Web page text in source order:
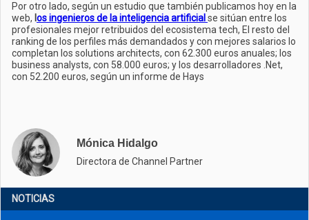
Por otro lado, según un estudio que también publicamos hoy en la
web, os ingenieros de la inteligencia artificial se sitúan entre los
profesionales mejor retribuidos del ecosistema tech, El resto del
ranking de los perfiles más demandados y con mejores salarios lo
completan los solutions architects, con 62.300 euros anuales; los
business analysts, con 58.000 euros; y los desarrolladores .Net,
con 52.200 euros, según un informe de Hays
Mónica Hidalgo
Directora de Channel Partner
NOTICIAS